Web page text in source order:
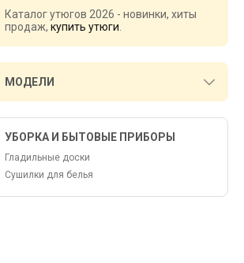
Каталог утюгов 2026 - новинки, хиты
продаж, купить утюги
МОДЕЛИ
УБОРКА И БЫТОВЫЕ ПРИБОРЫ
Гладильные доски
Сушилки для белья